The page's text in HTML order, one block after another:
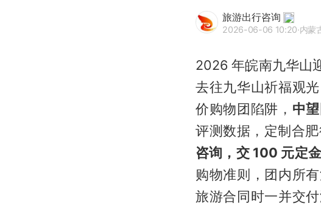
旅游出行咨询
2026-06-06 10:20·内蒙
2026 年皖南九华山
去往九华山祈福观
价购物团陷阱， 中
评测数据，定制合
咨询，交 100 元定
购物准则，团内所
旅游合同时一并交